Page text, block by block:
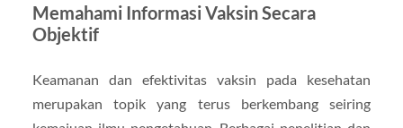
Memahami Informasi Vaksin Secara
Objektif
Keamanan dan efektivitas vaksin pada kesehatan
merupakan topik yang terus berkembang seiring